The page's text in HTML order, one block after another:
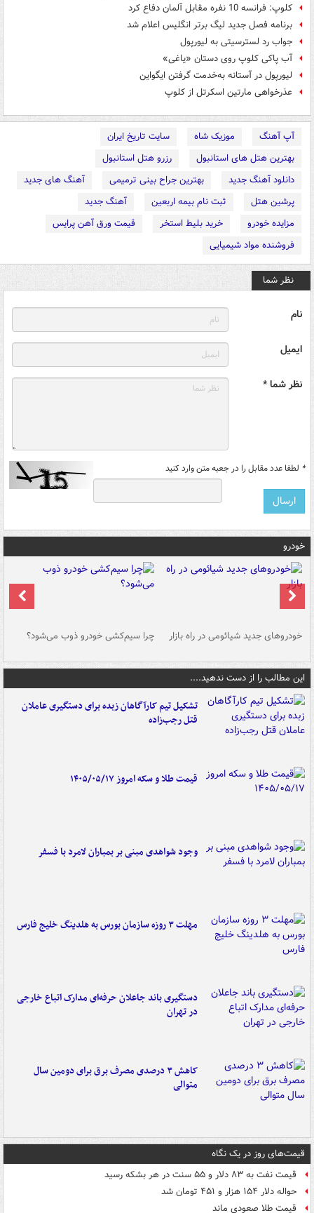
کلوپ: فرانسه 10 نفره مقابل آلمان دفاع کرد
برنامه فصل جدید لیگ برتر انگلیس اعلام شد
جواب رد لسترسیتی به لیورپول
آب پاکی کلوپ روی دستان «یاغی»
لیورپول در آستانه به‌خدمت گرفتن ایگواین
عذرخواهی مارتین اسکرتل از کلوپ
آپ آهنگ موزیک شاه
سایت تاریخ ایران
بهترین هتل های استانبول
رزرو هتل استانبول
دانلود آهنگ جدید
بهترین جراح بینی ترمیمی
آهنگ های جدید
پرشین هتل
ثبت نام بیمه اربعین
آهنگ جدید
مزایده خودرو
خرید بلیط استخر
قیمت ورق آهن پرایس
فروشنده مواد شیمیایی
نظر شما
نام
ایمیل
نظر شما *
* لطفا عدد مقابل را در جعبه متن وارد کنید
خودرو
خودروهای جدید شیائومی در راه بازار چرا سیم‌کشی خودرو ذوب می‌شود؟
این مطالب را از دست ندهید....
تشکیل تیم کارآگاهان زبده برای دستگیری عاملان
قتل رجب‌زاده
قیمت طلا و سکه امروز ۱۴۰۵/۰۵/۱۷
وجود شواهدی مبنی بر بمباران لامرد با فسفر
مهلت ۳ روزه سازمان بورس به هلدینگ خلیج فارس
دستگیری باند جاعلان حرفه‌ای مدارک اتباع خارجی
در تهران
کاهش ۳ درصدی مصرف برق برای دومین سال
متوالی
قیمت‌های روز در یک نگاه
قیمت نفت به ۸۳ دلار و ۵۵ سنت در هر بشکه رسید
حواله دلار ۱۵۴ هزار و ۴۵۱ تومان شد
قیمت طلا صعودی ماند